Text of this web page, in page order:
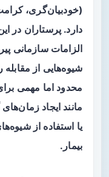
(خودبیان‌گری،
دارد. پرستاران در
شیوه‌هایی از مقابله
محدود اما مهمی
مانند ایجاد
یا استفاده از
بیمار.